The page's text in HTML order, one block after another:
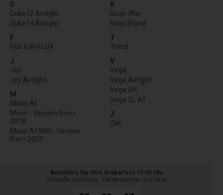
D
Duke12 Airtight
Duke14 Airtight
F
Flos 6 BI-FLUX
J
Joy
Joy Airtight
M
Modo At
Moon - Version from
2018
Moon At WiFi - Version
from 2020
R
Roxy 7Kw
Roxy Stand
T
Trend
V
Vega
Vega Airtight
Vega GH
Vega SL AT
Z
Zen
Bestellen Sie Ihre Artikel vor 15:00 Uhr
Schnelle Lieferung - Paketnummer an E-Mail